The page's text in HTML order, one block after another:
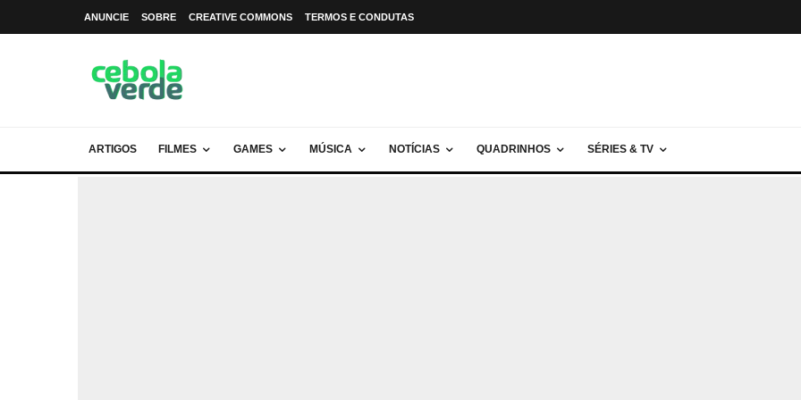
ANUNCIE SOBRE CREATIVE COMMONS TERMOS E CONDUTAS
ARTIGOS FILMES GAMES MÚSICA NOTÍCIAS QUADRINHOS SÉRIES & TV